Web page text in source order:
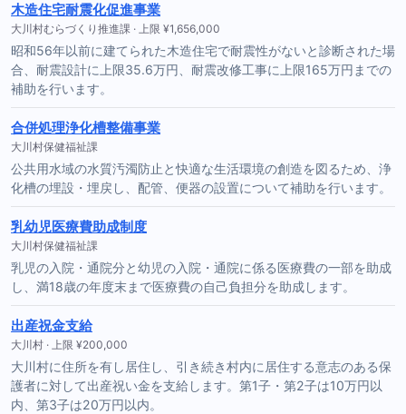
木造住宅耐震化促進事業
大川村むらづくり推進課 · 上限 ¥1,656,000
昭和56年以前に建てられた木造住宅で耐震性がないと診断された場
合、耐震設計に上限35.6万円、耐震改修工事に上限165万円までの
補助を行います。
合併処理浄化槽整備事業
大川村保健福祉課
公共用水域の水質汚濁防止と快適な生活環境の創造を図るため、浄
化槽の埋設・埋戻し、配管、便器の設置について補助を行います。
乳幼児医療費助成制度
大川村保健福祉課
乳児の入院・通院分と幼児の入院・通院に係る医療費の一部を助成
し、満18歳の年度末まで医療費の自己負担分を助成します。
出産祝金支給
大川村 · 上限 ¥200,000
大川村に住所を有し居住し、引き続き村内に居住する意志のある保
護者に対して出産祝い金を支給します。第1子・第2子は10万円以
内、第3子は20万円以内。